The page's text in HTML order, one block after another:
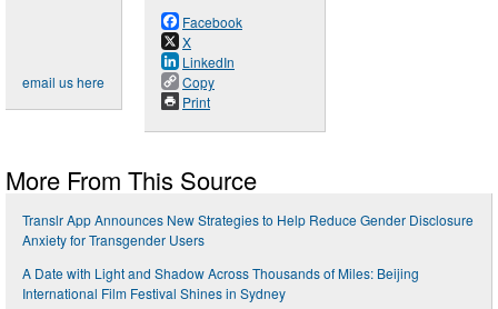
email us here
Facebook
X
LinkedIn
Copy
Print
More From This Source
Translr App Announces New Strategies to Help Reduce Gender Disclosure
Anxiety for Transgender Users
A Date with Light and Shadow Across Thousands of Miles: Beijing
International Film Festival Shines in Sydney